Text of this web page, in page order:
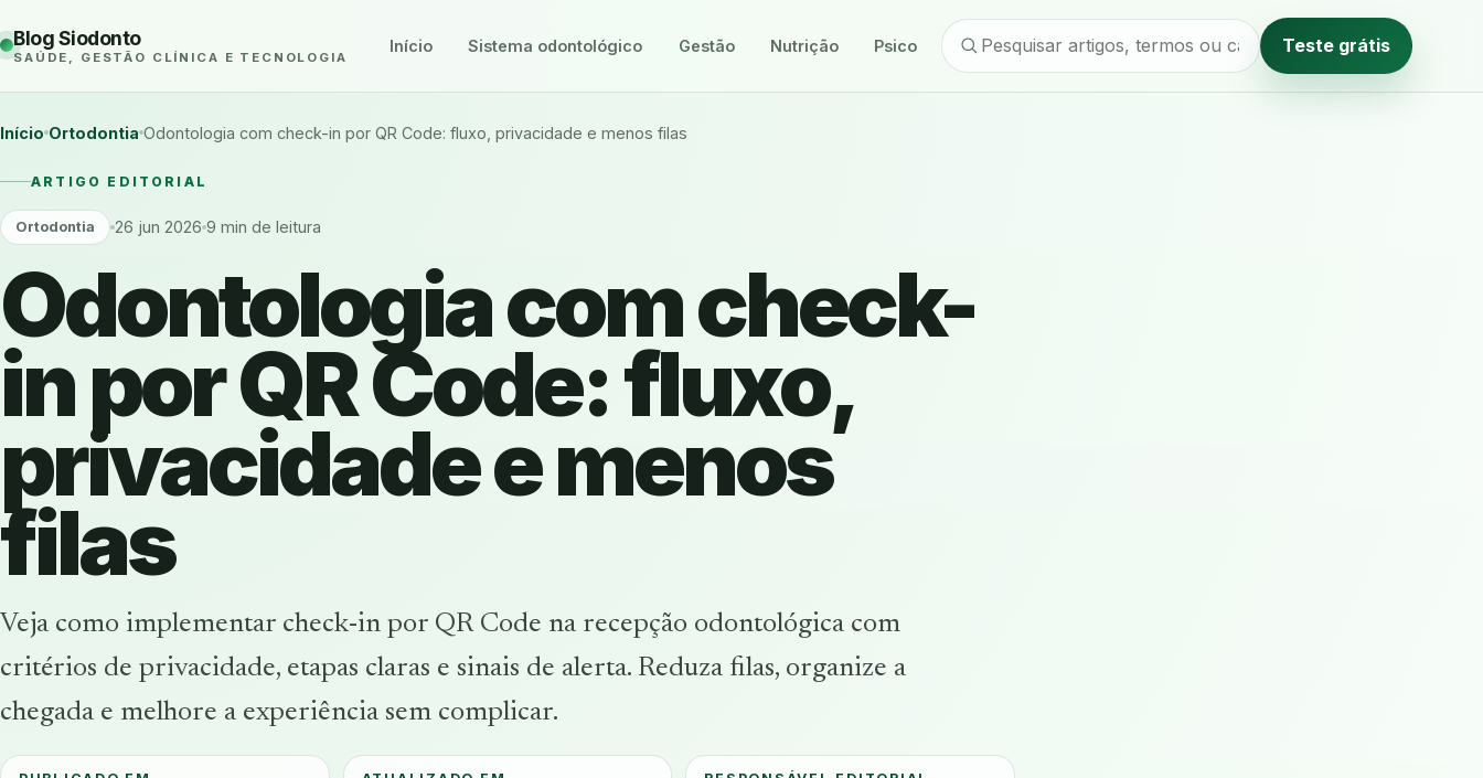
Blog Siodonto
SAÚDE, GESTÃO CLÍNICA E TECNOLOGIA
Início Sistema odontológico Gestão Nutrição Psicologia Método editorial Teste grátis
Início Ortodontia Odontologia com check-in por QR Code: fluxo, privacidade e menos filas
ARTIGO EDITORIAL
Ortodontia 26 jun 2026 9 min de leitura
Odontologia com check-
in por QR Code: fluxo,
privacidade e menos
filas
Veja como implementar check-in por QR Code na recepção odontológica com
critérios de privacidade, etapas claras e sinais de alerta. Reduza filas, organize a
chegada e melhore a experiência sem complicar.